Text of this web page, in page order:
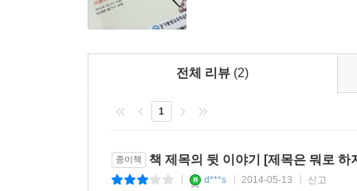
필요가 있다. 편집자의 자존심을 건드리지 않으
나는 예전에 어느 고참 편집자가 해준 말을 늘 기
제목이 바로 베스트셀러 제목이라는 것 말이다. (넬
무릇 좋은 제목이란 좋은 비유를 닮아야 한다.
(워커 퍼시)
나는 단편소설이든 장편이든 집필을 끝마친 ‘
세상에서 이름 붙이기가 가장 어려운 게 단편집
헨리의 소설 제목들을 재탕한다는 느낌을 주지
전체 리뷰 (2)
1
종이책 책 제목의 뒷 이야기 [제목은 뭐로 하
d***s 2014-05-13 신고